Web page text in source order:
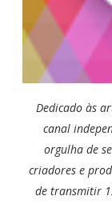
Dedicado às
canal
orgulha de
criadores e
de transmitir